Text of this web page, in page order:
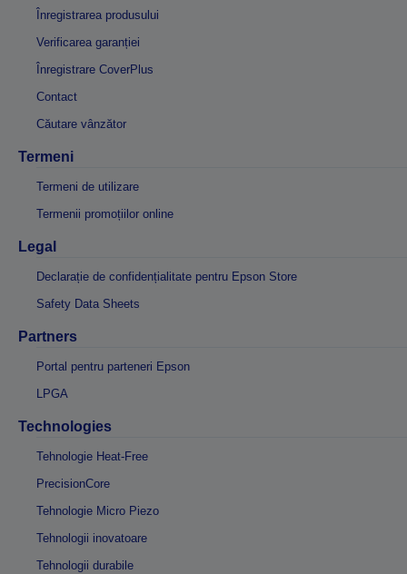
Înregistrarea produsului
Verificarea garanției
Înregistrare CoverPlus
Contact
Căutare vânzător
Termeni
Termeni de utilizare
Termenii promoțiilor online
Legal
Declarație de confidențialitate pentru Epson Store
Safety Data Sheets
Partners
Portal pentru parteneri Epson
LPGA
Technologies
Tehnologie Heat-Free
PrecisionCore
Tehnologie Micro Piezo
Tehnologii inovatoare
Tehnologii durabile